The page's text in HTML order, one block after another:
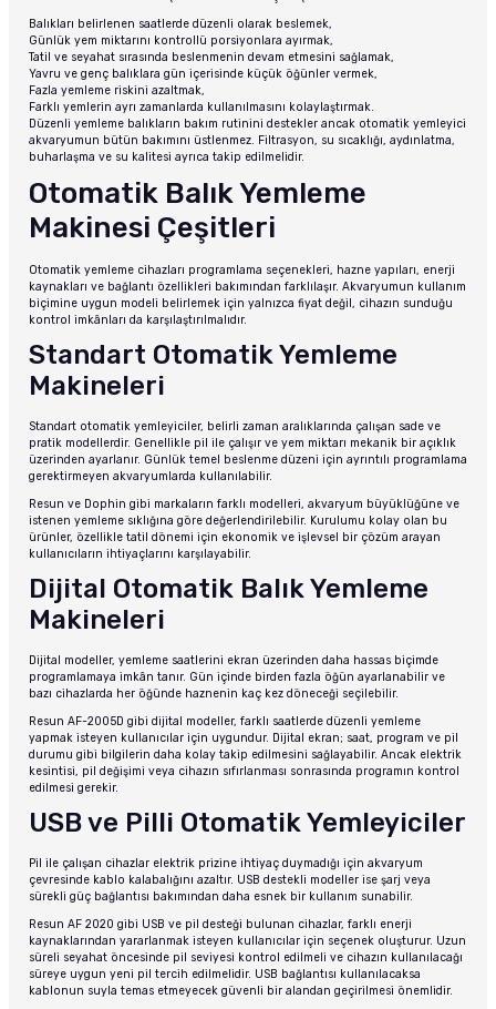
Balıkları belirlenen saatlerde düzenli olarak beslemek,
Günlük yem miktarını kontrollü porsiyonlara ayırmak,
Tatil ve seyahat sırasında beslenmenin devam etmesini sağlamak,
Yavru ve genç balıklara gün içerisinde küçük öğünler vermek,
Fazla yemleme riskini azaltmak,
Farklı yemlerin ayrı zamanlarda kullanılmasını kolaylaştırmak.
Düzenli yemleme balıkların bakım rutinini destekler ancak otomatik yemleyici
akvaryumun bütün bakımını üstlenmez. Filtrasyon, su sıcaklığı, aydınlatma,
buharlaşma ve su kalitesi ayrıca takip edilmelidir.
Otomatik Balık Yemleme
Makinesi Çeşitleri
Otomatik yemleme cihazları programlama seçenekleri, hazne yapıları, enerji
kaynakları ve bağlantı özellikleri bakımından farklılaşır. Akvaryumun kullanım
biçimine uygun modeli belirlemek için yalnızca fiyat değil, cihazın sunduğu
kontrol imkânları da karşılaştırılmalıdır.
Standart Otomatik Yemleme
Makineleri
Standart otomatik yemleyiciler, belirli zaman aralıklarında çalışan sade ve
pratik modellerdir. Genellikle pil ile çalışır ve yem miktarı mekanik bir açıklık
üzerinden ayarlanır. Günlük temel beslenme düzeni için ayrıntılı programlama
gerektirmeyen akvaryumlarda kullanılabilir.
Resun ve Dophin gibi markaların farklı modelleri, akvaryum büyüklüğüne ve
istenen yemleme sıklığına göre değerlendirilebilir. Kurulumu kolay olan bu
ürünler, özellikle tatil dönemi için ekonomik ve işlevsel bir çözüm arayan
kullanıcıların ihtiyaçlarını karşılayabilir.
Dijital Otomatik Balık Yemleme
Makineleri
Dijital modeller, yemleme saatlerini ekran üzerinden daha hassas biçimde
programlamaya imkân tanır. Gün içinde birden fazla öğün ayarlanabilir ve
bazı cihazlarda her öğünde haznenin kaç kez döneceği seçilebilir.
Resun AF-2005D gibi dijital modeller, farklı saatlerde düzenli yemleme
yapmak isteyen kullanıcılar için uygundur. Dijital ekran; saat, program ve pil
durumu gibi bilgilerin daha kolay takip edilmesini sağlayabilir. Ancak elektrik
kesintisi, pil değişimi veya cihazın sıfırlanması sonrasında programın kontrol
edilmesi gerekir.
USB ve Pilli Otomatik Yemleyiciler
Pil ile çalışan cihazlar elektrik prizine ihtiyaç duymadığı için akvaryum
çevresinde kablo kalabalığını azaltır. USB destekli modeller ise şarj veya
sürekli güç bağlantısı bakımından daha esnek bir kullanım sunabilir.
Resun AF 2020 gibi USB ve pil desteği bulunan cihazlar, farklı enerji
kaynaklarından yararlanmak isteyen kullanıcılar için seçenek oluşturur. Uzun
süreli seyahat öncesinde pil seviyesi kontrol edilmeli ve cihazın kullanılacağı
süreye uygun yeni pil tercih edilmelidir. USB bağlantısı kullanılacaksa
kablonun suyla temas etmeyecek güvenli bir alandan geçirilmesi önemlidir.